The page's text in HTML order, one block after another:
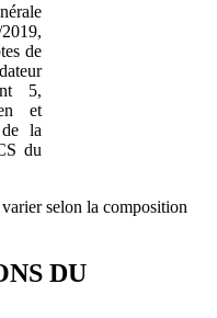
de
5,
et
la
du
selon la composition
DU